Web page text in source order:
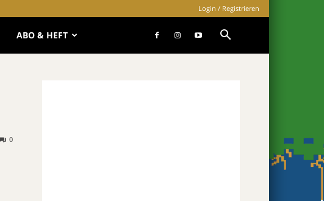
Login / Registrieren
ABO & HEFT
0